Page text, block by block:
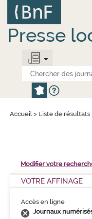
contenu
principal
Presse
Accueil > Liste de résultats
Modifier votre
VOTRE AFFINAGE
Accès en ligne
Journaux
Panneau de gestion des cookies